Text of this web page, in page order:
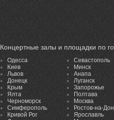
Концертные залы и площадки по
Одесса
Киев
Львов
Донецк
Крым
Ялта
Черноморск
Симферополь
Кривой Рог
Севастополь
Минск
Анапа
Луганск
Запорожье
Полтава
Москва
Ростов-на-
Ярославль